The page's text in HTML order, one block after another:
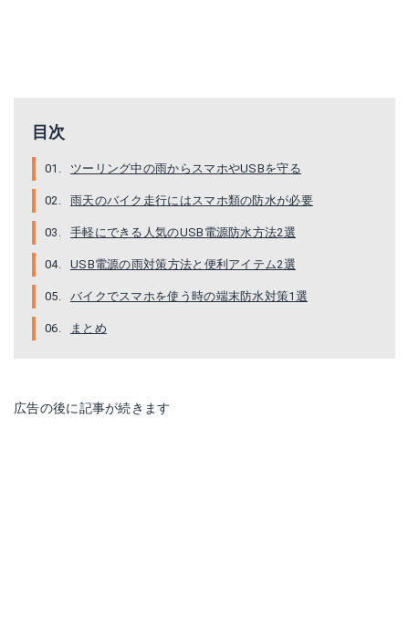
目次
ツーリング中の雨からスマホやUSBを守る
雨天のバイク走行にはスマホ類の防水が必要
手軽にできる人気のUSB電源防水方法2選
USB電源の雨対策方法と便利アイテム2選
バイクでスマホを使う時の端末防水対策1選
まとめ
広告の後に記事が続きます